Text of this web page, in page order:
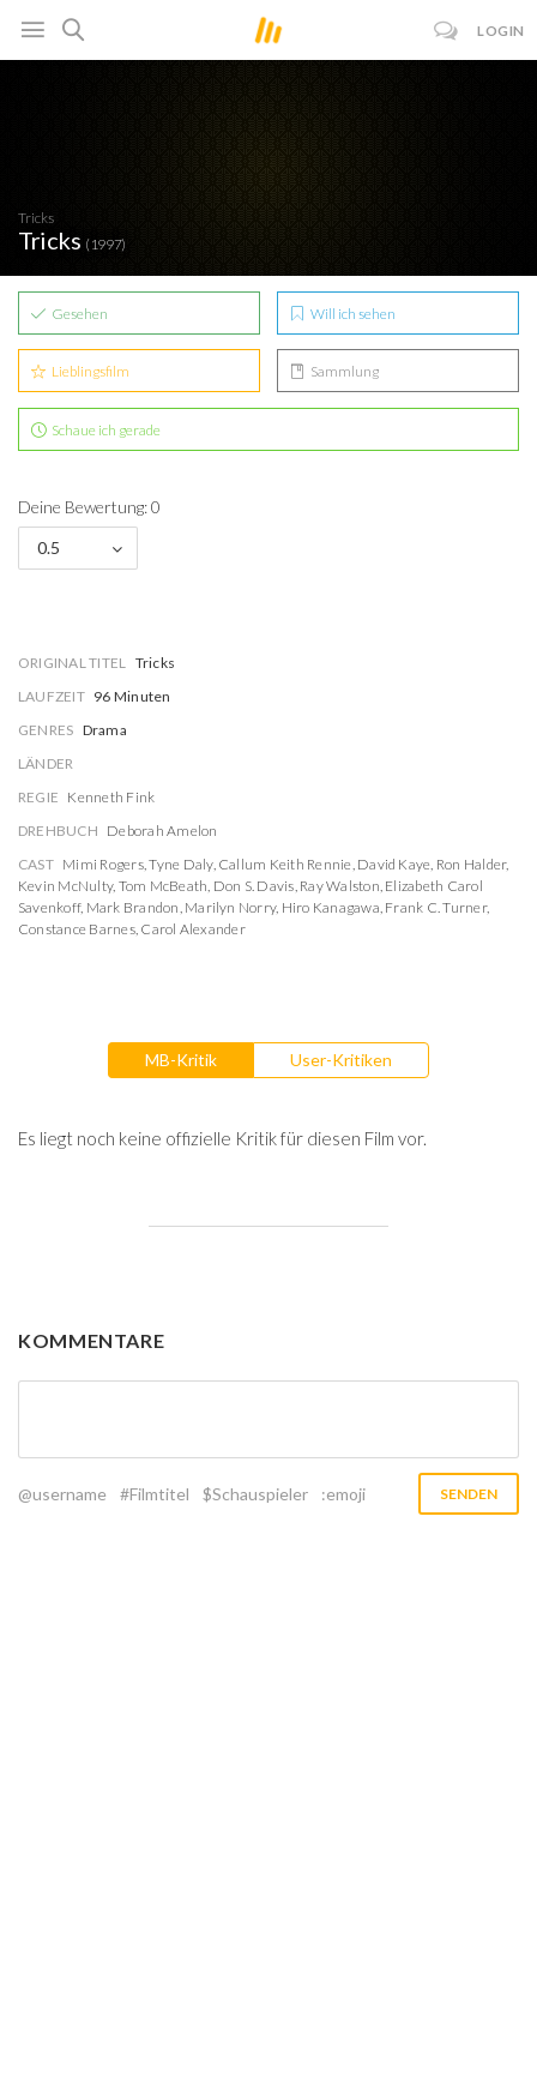
LOGIN
Tricks
Tricks (1997)
Gesehen Will ich sehen
Lieblingsfilm Sammlung
Schaue ich gerade
Deine Bewertung: 0
0.5
ORIGINAL TITEL Tricks
LAUFZEIT 96 Minuten
GENRES Drama
LÄNDER
REGIE Kenneth Fink
DREHBUCH Deborah Amelon
CAST Mimi Rogers,Tyne Daly, Callum Keith Rennie, David Kaye, Ron Halder,
Kevin McNulty, Tom McBeath, Don S. Davis, Ray Walston, Elizabeth Carol
Savenkoff, Mark Brandon, Marilyn Norry, Hiro Kanagawa, Frank C. Turner,
Constance Barnes, Carol Alexander
MB-Kritik User-Kritiken
Es liegt noch keine offizielle Kritik für diesen Film vor.
KOMMENTARE
@username #Filmtitel $Schauspieler :emoji